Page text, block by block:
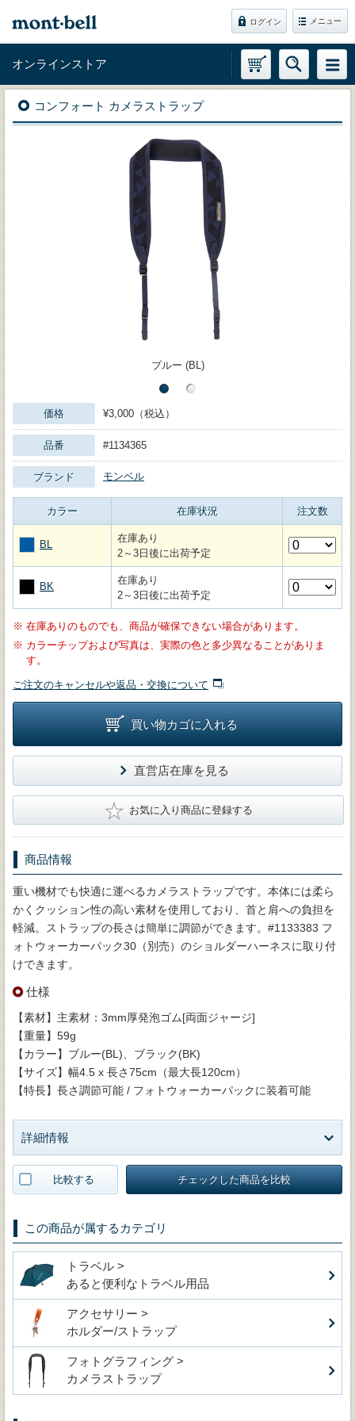
ログイン メニュー
オンラインストア
コンフォート カメラストラップ
ブルー (BL)
価格 ¥3,000（税込）
品番 #1134365
ブランド モンベル
カラー 在庫状況 注文数
BL
在庫あり
2～3日後に出荷予定
BK
在庫あり
2～3日後に出荷予定
※ 在庫ありのものでも、商品が確保できない場合があります。
※ カラーチップおよび写真は、実際の色と多少異なることがありま
す。
ご注文のキャンセルや返品・交換について
買い物カゴに入れる
直営店在庫を見る
★ お気に入り商品に登録する
商品情報
重い機材でも快適に運べるカメラストラップです。本体には柔ら
かくクッション性の高い素材を使用しており、首と肩への負担を
軽減。ストラップの長さは簡単に調節ができます。#1133383 フ
ォトウォーカーパック30（別売）のショルダーハーネスに取り付
けできます。
仕様
【素材】主素材：3mm厚発泡ゴム[両面ジャージ]
【重量】59g
【カラー】ブルー(BL)、ブラック(BK)
【サイズ】幅4.5 x 長さ75cm（最大長120cm）
【特長】長さ調節可能 / フォトウォーカーパックに装着可能
詳細情報
比較する チェックした商品を比較
この商品が属するカテゴリ
トラベル >
あると便利なトラベル用品
アクセサリー >
ホルダー/ストラップ
フォトグラフィング >
カメラストラップ